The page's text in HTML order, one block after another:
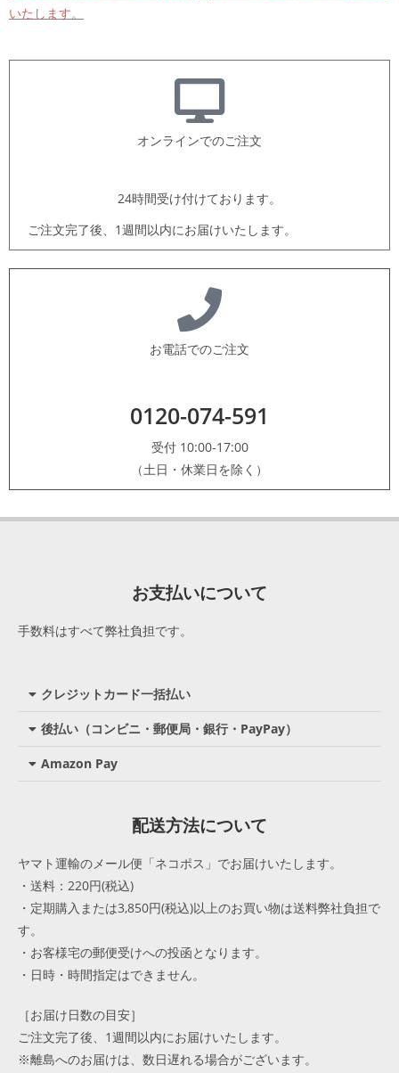
いたします。
オンラインでのご注文
24時間受け付けております。
ご注文完了後、1週間以内にお届けいたします。
お電話でのご注文
0120-074-591
受付 10:00-17:00
（土日・休業日を除く）
お支払いについて
手数料はすべて弊社負担です。
クレジットカード一括払い
後払い（コンビニ・郵便局・銀行・PayPay）
Amazon Pay
配送方法について
ヤマト運輸のメール便「ネコポス」でお届けいたします。
・送料：220円(税込)
・定期購入または3,850円(税込)以上のお買い物は送料弊社負担で
す。
・お客様宅の郵便受けへの投函となります。
・日時・時間指定はできません。
［お届け日数の目安］
ご注文完了後、1週間以内にお届けいたします。
※離島へのお届けは、数日遅れる場合がございます。